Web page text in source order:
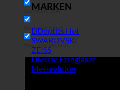
Suche im Titel
Suche im Inhalt
Search in excerpt
MARKEN
DDoptics
SWAROVSKI
ZEISS
Diverse Ferngläser
Messeaktion